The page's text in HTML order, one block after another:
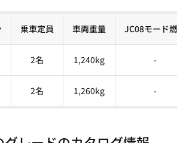
乗車定員 車両重量 JC08モード
2名 1,240kg -
2名 1,260kg -